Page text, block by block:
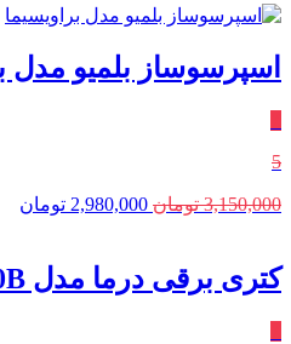
اسپرسوساز بلمیو مدل
5
3,150,000 تومان 2,980,000 تومان
کتری برقی درما مدل BM-DH060B